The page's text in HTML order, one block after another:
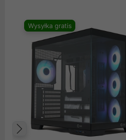
Wysyłka gratis